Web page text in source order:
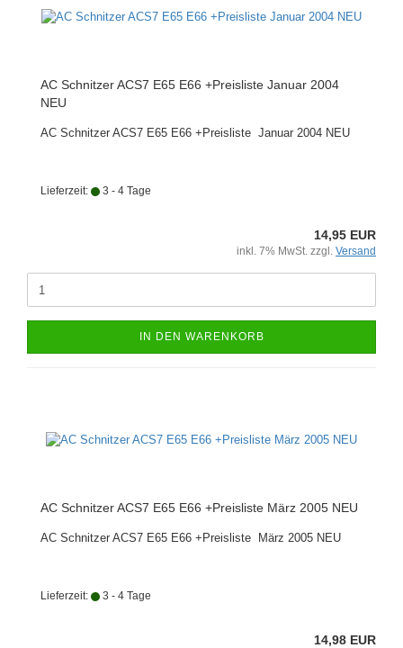
AC Schnitzer ACS7 E65 E66 +Preisliste Januar 2004
NEU
AC Schnitzer ACS7 E65 E66 +Preisliste Januar 2004 NEU
Lieferzeit: 3 - 4 Tage
14,95 EUR
inkl. 7% MwSt. zzgl. Versand
IN DEN WARENKORB
AC Schnitzer ACS7 E65 E66 +Preisliste März 2005 NEU
AC Schnitzer ACS7 E65 E66 +Preisliste März 2005 NEU
Lieferzeit: 3 - 4 Tage
14,98 EUR